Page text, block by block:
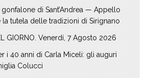
di Sant’Andrea — Appello
la tutela delle tradizioni di Sirignano
GIORNO. Venerdí, 7 Agosto 2026
i 40 anni di Carla Miceli: gli auguri
Colucci